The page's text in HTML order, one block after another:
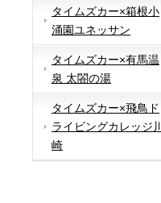
タイムズカー×箱根小
涌園ユネッサン
タイムズカー×有馬温
泉 太閤の湯
タイムズカー×飛鳥ド
ライビングカレッジ川
崎